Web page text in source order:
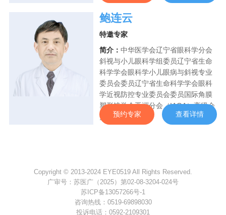
鲍连云
特邀专家
简介：中华医学会辽宁省眼科学分会
斜视与小儿眼科学组委员辽宁省生命
科学学会眼科学小儿眼病与斜视专业
委员会委员辽宁省生命科学学会眼科
学近视防控专业委员会委员国际角膜
塑形镜学会亚洲分会（IAOA）高级会
员全国接触···
预约专家 查看详情
Copyright © 2013-2024 EYE0519 All Rights Reserved.
广审号：苏医广（2025）第02-08-3204-024号
苏ICP备13057266号-1
咨询热线： 0519-69898030
投诉电话： 0592-2109301